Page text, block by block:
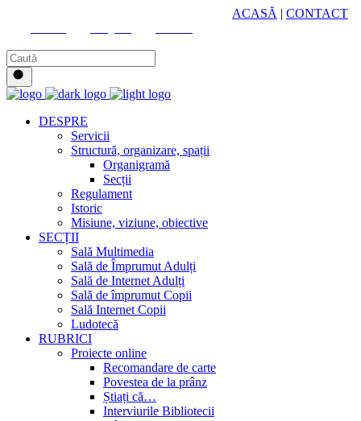
ACASĂ | CONTACT
DESPRE
Servicii
Structură, organizare, spații
Organigramă
Secții
Regulament
Istoric
Misiune, viziune, obiective
SECȚII
Sală Multimedia
Sală de Împrumut Adulți
Sală de Internet Adulți
Sală de împrumut Copii
Sală Internet Copii
Ludotecă
RUBRICI
Proiecte online
Recomandare de carte
Povestea de la prânz
Știați că…
Interviurile Bibliotecii